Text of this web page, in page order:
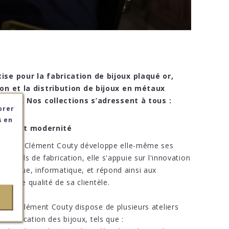
pour la fabrication de bijoux plaqué or,
et la distribution de bijoux en métaux
Nos collections s’adressent à tous :
et modernité
Clément Couty développe elle-même ses
outils de fabrication, elle s'appuie sur l'innovation
informatique, et répond ainsi aux
de qualité de sa clientèle.
Clément Couty dispose de plusieurs ateliers
fabrication des bijoux, tels que :
en
en
en